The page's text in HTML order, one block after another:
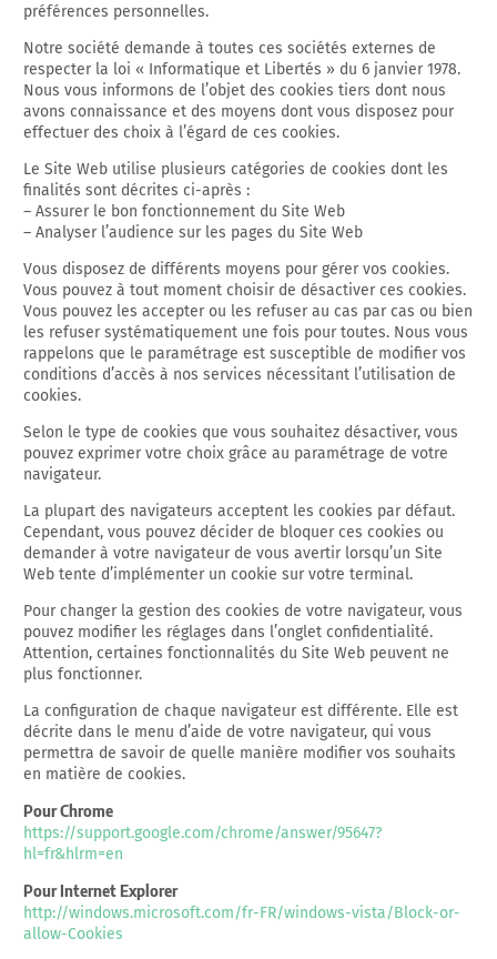
préférences personnelles.
Notre société demande à toutes ces sociétés externes de
respecter la loi « Informatique et Libertés » du 6 janvier 1978.
Nous vous informons de l’objet des cookies tiers dont nous
avons connaissance et des moyens dont vous disposez pour
effectuer des choix à l’égard de ces cookies.
Le Site Web utilise plusieurs catégories de cookies dont les
finalités sont décrites ci-après :
– Assurer le bon fonctionnement du Site Web
– Analyser l’audience sur les pages du Site Web
Vous disposez de différents moyens pour gérer vos cookies.
Vous pouvez à tout moment choisir de désactiver ces cookies.
Vous pouvez les accepter ou les refuser au cas par cas ou bien
les refuser systématiquement une fois pour toutes. Nous vous
rappelons que le paramétrage est susceptible de modifier vos
conditions d’accès à nos services nécessitant l’utilisation de
cookies.
Selon le type de cookies que vous souhaitez désactiver, vous
pouvez exprimer votre choix grâce au paramétrage de votre
navigateur.
La plupart des navigateurs acceptent les cookies par défaut.
Cependant, vous pouvez décider de bloquer ces cookies ou
demander à votre navigateur de vous avertir lorsqu’un Site
Web tente d’implémenter un cookie sur votre terminal.
Pour changer la gestion des cookies de votre navigateur, vous
pouvez modifier les réglages dans l’onglet confidentialité.
Attention, certaines fonctionnalités du Site Web peuvent ne
plus fonctionner.
La configuration de chaque navigateur est différente. Elle est
décrite dans le menu d’aide de votre navigateur, qui vous
permettra de savoir de quelle manière modifier vos souhaits
en matière de cookies.
Pour Chrome
https://support.google.com/chrome/answer/95647?
hl=fr&hlrm=en
Pour Internet Explorer
http://windows.microsoft.com/fr-FR/windows-vista/Block-or-
allow-Cookies